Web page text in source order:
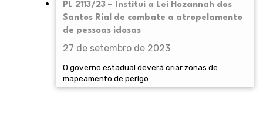
PL 2113/23 – Institui a Lei Hozannah dos
Santos Rial de combate a atropelamento
de pessoas idosas
27 de setembro de 2023
O governo estadual deverá criar zonas de
mapeamento de perigo